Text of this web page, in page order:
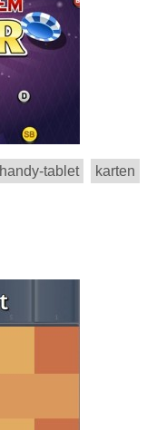
handy-tablet karten